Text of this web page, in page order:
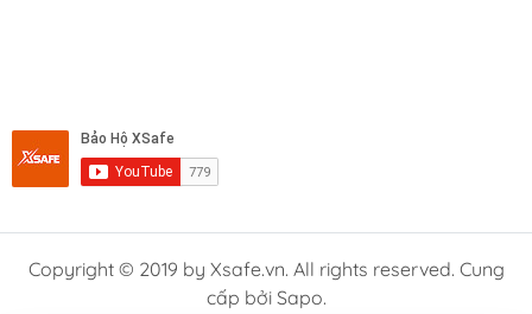
Copyright © 2019 by Xsafe.vn. All rights reserved. Cung
cấp bởi Sapo.